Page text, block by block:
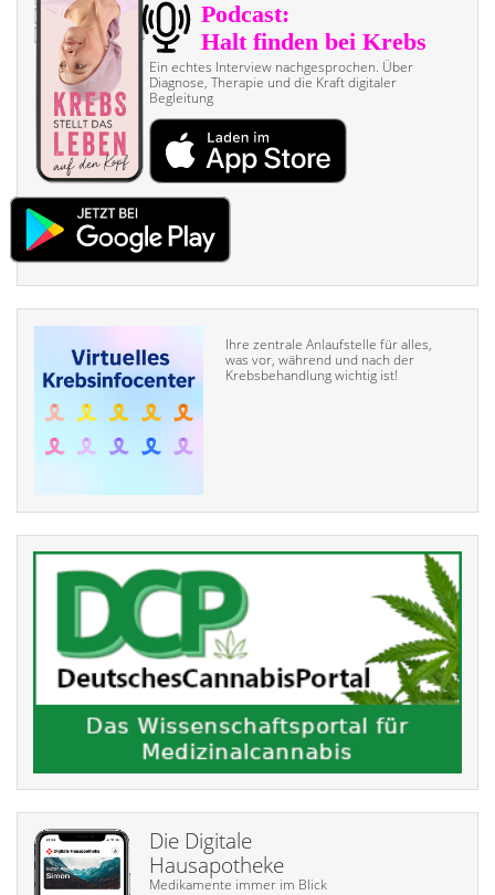
Ein echtes Interview nach­gesprochen. Über
Diagnose, Therapie und die Kraft digitaler
Begleitung
Ihre zentrale Anlaufstelle für alles,
was vor, während und nach der
Krebsbehandlung wichtig ist!
Die Digitale
Hausapotheke
Medikamente immer im Blick